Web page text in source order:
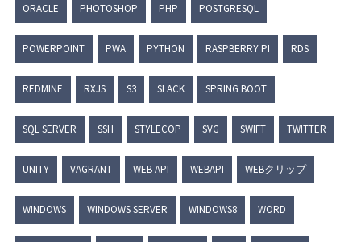
ORACLE PHOTOSHOP PHP POSTGRESQL
POWERPOINT PWA PYTHON RASPBERRY PI RDS
REDMINE RXJS S3 SLACK SPRING BOOT
SQL SERVER SSH STYLECOP SVG SWIFT TWITTER
UNITY VAGRANT WEB API WEBAPI WEBクリップ
WINDOWS WINDOWS SERVER WINDOWS8 WORD